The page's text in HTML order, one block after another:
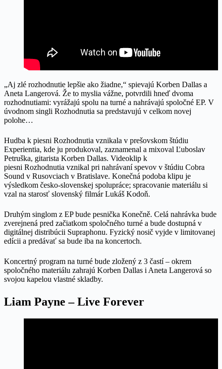
„Aj zlé rozhodnutie lepšie ako žiadne,“ spievajú Korben Dallas a
Aneta Langerová. Že to myslia vážne, potvrdili hneď dvoma
rozhodnutiami: vyrážajú spolu na turné a nahrávajú spoločné EP. V
úvodnom singli Rozhodnutia sa predstavujú v celkom novej
polohe…
Hudba k piesni Rozhodnutia vznikala v prešovskom štúdiu
Experientia, kde ju produkoval, zaznamenal a mixoval Ľuboslav
Petruška, gitarista Korben Dallas. Videoklip k
piesni Rozhodnutia vznikal pri nahrávaní spevov v štúdiu Cobra
Sound v Rusovciach v Bratislave. Konečná podoba klipu je
výsledkom česko-slovenskej spolupráce; spracovanie materiálu si
vzal na starosť slovenský filmár Lukáš Kodoň.
Druhým singlom z EP bude pesnička Konečně. Celá nahrávka bude
zverejnená pred začiatkom spoločného turné a bude dostupná v
digitálnej distribúcii Supraphonu. Fyzický nosič vyjde v limitovanej
edícii a predávať sa bude iba na koncertoch.
Koncertný program na turné bude zložený z 3 častí – okrem
spoločného materiálu zahrajú Korben Dallas i Aneta Langerová so
svojou kapelou vlastné skladby.
Liam Payne – Live Forever